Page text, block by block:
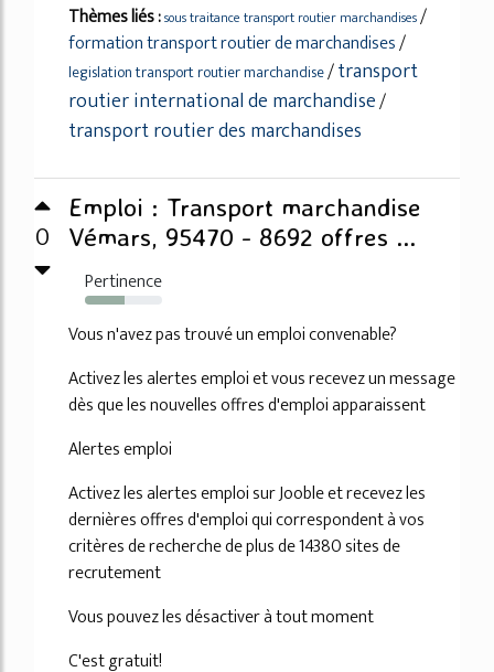
Thèmes liés :sous traitance transport routier marchandises/
formation transport routier de marchandises/
legislation transport routier marchandise/transport
routier international de marchandise/
transport routier des marchandises
0
Emploi : Transport marchandise
Vémars, 95470 - 8692 offres ...
Pertinence
52%
Vous n'avez pas trouvé un emploi convenable?
Activez les alertes emploi et vous recevez un message
dès que les nouvelles offres d'emploi apparaissent
Alertes emploi
Activez les alertes emploi sur Jooble et recevez les
dernières offres d'emploi qui correspondent à vos
critères de recherche de plus de 14380 sites de
recrutement
Vous pouvez les désactiver à tout moment
C'est gratuit!